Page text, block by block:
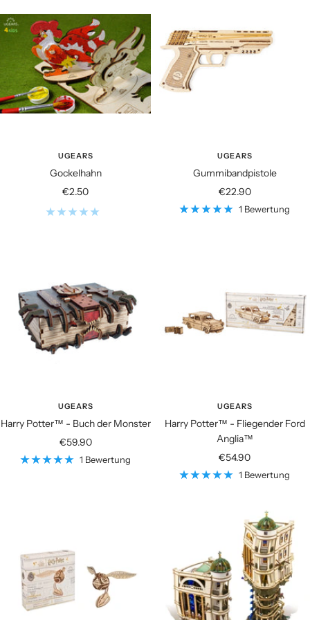
UGEARS
Gockelhahn
Angebotspreis
€2.50
UGEARS
Gummibandpistole
Angebotspreis
€22.90
1 Bewertung
UGEARS
Harry Potter™ - Buch der Monster
Angebotspreis
€59.90
1 Bewertung
UGEARS
Harry Potter™ - Fliegender Ford
Anglia™
Angebotspreis
€54.90
1 Bewertung